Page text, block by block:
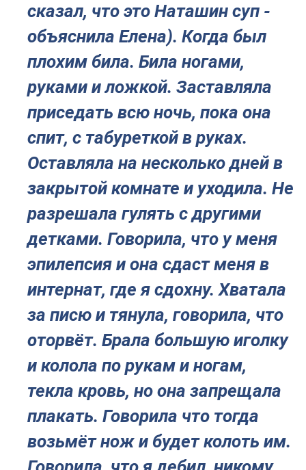
сказал, что это Наташин суп -
объяснила Елена). Когда был
плохим била. Била ногами,
руками и ложкой. Заставляла
приседать всю ночь, пока она
спит, с табуреткой в руках.
Оставляла на несколько дней в
закрытой комнате и уходила. Не
разрешала гулять с другими
детками. Говорила, что у меня
эпилепсия и она сдаст меня в
интернат, где я сдохну. Хватала
за писю и тянула, говорила, что
оторвёт. Брала большую иголку
и колола по рукам и ногам,
текла кровь, но она запрещала
плакать. Говорила что тогда
возьмёт нож и будет колоть им.